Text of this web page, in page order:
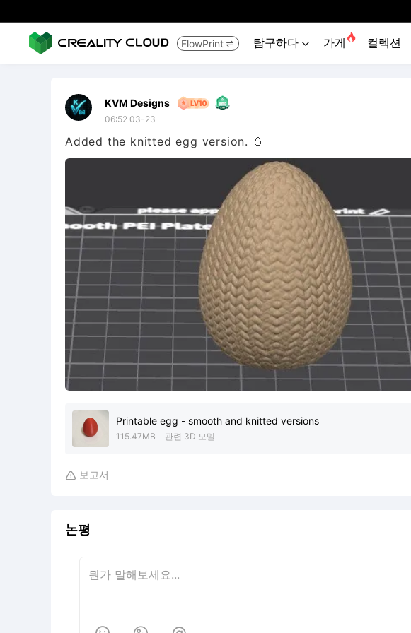
FlowPrint  탐구하다  가게  컬렉션
KVM Designs
06:52 03-23
Added the knitted egg version. 🥚
Printable egg - smooth and knitted versions
115.47MB 관련 3D 모델
 보고서
논평